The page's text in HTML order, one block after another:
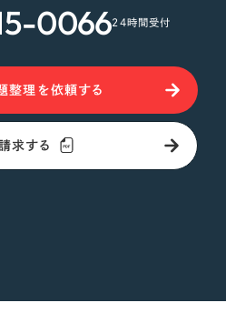
006624時間受付
整理を依頼する
求する